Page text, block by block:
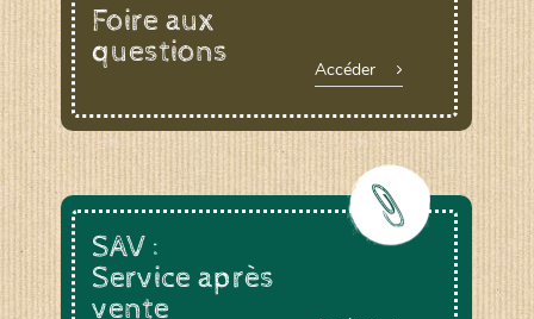
Foire aux
questions
Accéder
SAV :
Service après
vente